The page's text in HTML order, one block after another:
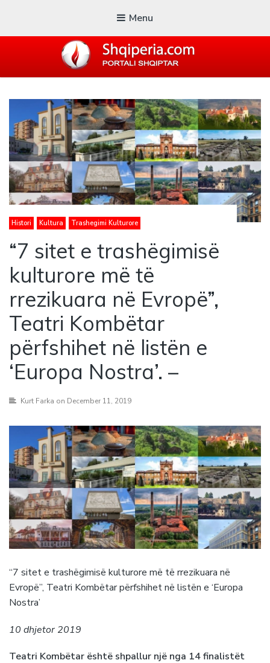
Menu
Blogu i ShqiperiaCom
Histori Kultura Trashegimi Kulturore
“7 sitet e trashëgimisë
kulturore më të
rrezikuara në Evropë”,
Teatri Kombëtar
përfshihet në listën e
‘Europa Nostra’. –
Kurt Farka on December 11, 2019
“7 sitet e trashëgimisë kulturore më të rrezikuara në
Evropë”, Teatri Kombëtar përfshihet në listën e ‘Europa
Nostra’
10 dhjetor 2019
Teatri Kombëtar është shpallur një nga 14 finalistët